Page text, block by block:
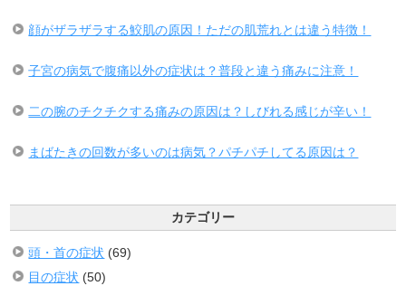
顔がザラザラする鮫肌の原因！ただの肌荒れとは違う特徴！
子宮の病気で腹痛以外の症状は？普段と違う痛みに注意！
二の腕のチクチクする痛みの原因は？しびれる感じが辛い！
まばたきの回数が多いのは病気？パチパチしてる原因は？
カテゴリー
頭・首の症状 (69)
目の症状 (50)